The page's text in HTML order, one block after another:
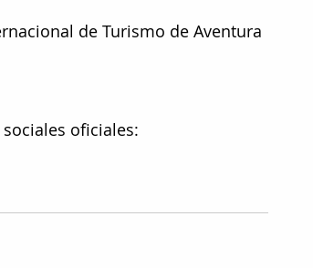
de Turismo de Aventura
oficiales: